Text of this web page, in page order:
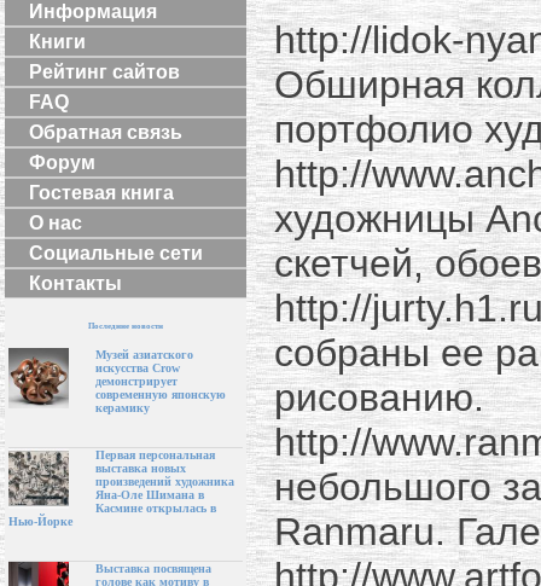
Информация
Книги
Рейтинг сайтов
FAQ
Обратная связь
Форум
Гостевая книга
О нас
Социальные сети
Контакты
Последние новости
Музей азиатского
искусства Crow
демонстрирует
современную японскую
керамику
Первая персональная
выставка новых
произведений художника
Яна-Оле Шимана в
Касмине открылась в
Нью-Йорке
Выставка посвящена
голове как мотиву в
http://lidok-
Обширная
портфолио
http://
художницы
скетчей,
http://
собраны ее
рисованию.
http://
небольшого
Ranmaru.
http://